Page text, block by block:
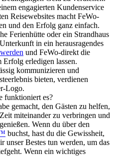
engagierten Kundenservice
Reisewebsites macht FeWo-
und den Erfolg ganz einfach.
Ferienhütte oder ein Strandhaus
in ein herausragendes
und FeWo-direkt die
erledigen lassen.
kommunizieren und
bieten, verdienen
Logo.
funktioniert es?
gemacht, den Gästen zu helfen,
miteinander zu verbringen und
Wenn du über den
buchst, hast du die Gewissheit,
unser Bestes tun werden, um das
Wenn ein wichtiges